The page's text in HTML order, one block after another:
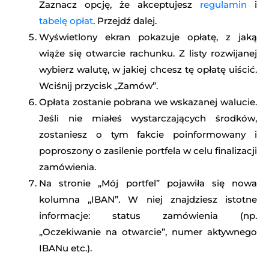
Zaznacz opcję, że akceptujesz regulamin i
tabelę opłat. Przejdź dalej.
Wyświetlony ekran pokazuje opłatę, z jaką
wiąże się otwarcie rachunku. Z listy rozwijanej
wybierz walutę, w jakiej chcesz tę opłatę uiścić.
Wciśnij przycisk „Zamów”.
Opłata zostanie pobrana we wskazanej walucie.
Jeśli nie miałeś wystarczających środków,
zostaniesz o tym fakcie poinformowany i
poproszony o zasilenie portfela w celu finalizacji
zamówienia.
Na stronie „Mój portfel” pojawiła się nowa
kolumna „IBAN”. W niej znajdziesz istotne
informacje: status zamówienia (np.
„Oczekiwanie na otwarcie”, numer aktywnego
IBANu etc.).